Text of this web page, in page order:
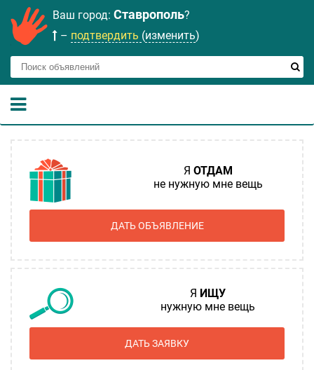
Ваш город: Ставрополь?
– подтвердить (изменить)
Я ОТДАМ
не нужную мне вещь
ДАТЬ ОБЪЯВЛЕНИЕ
Я ИЩУ
нужную мне вещь
ДАТЬ ЗАЯВКУ